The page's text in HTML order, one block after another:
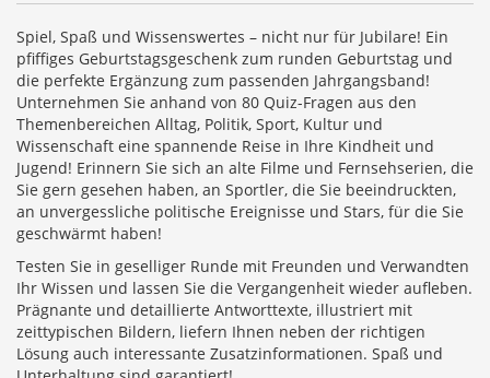
Spiel, Spaß und Wissenswertes – nicht nur für Jubilare! Ein
pfiffiges Geburtstagsgeschenk zum runden Geburtstag und
die perfekte Ergänzung zum passenden Jahrgangsband!
Unternehmen Sie anhand von 80 Quiz-Fragen aus den
Themenbereichen Alltag, Politik, Sport, Kultur und
Wissenschaft eine spannende Reise in Ihre Kindheit und
Jugend! Erinnern Sie sich an alte Filme und Fernsehserien, die
Sie gern gesehen haben, an Sportler, die Sie beeindruckten,
an unvergessliche politische Ereignisse und Stars, für die Sie
geschwärmt haben!
Testen Sie in geselliger Runde mit Freunden und Verwandten
Ihr Wissen und lassen Sie die Vergangenheit wieder aufleben.
Prägnante und detaillierte Antworttexte, illustriert mit
zeittypischen Bildern, liefern Ihnen neben der richtigen
Lösung auch interessante Zusatzinformationen. Spaß und